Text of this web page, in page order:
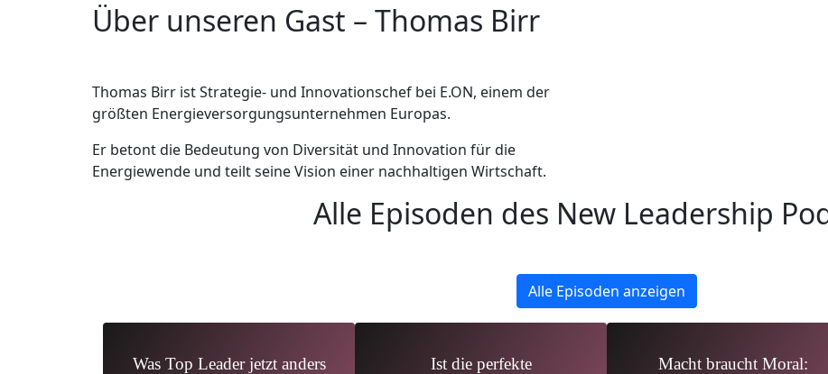
Über unseren Gast – Thomas Birr
Thomas Birr ist Strategie- und Innovationschef bei E.ON, einem der
größten Energieversorgungsunternehmen Europas.
Er betont die Bedeutung von Diversität und Innovation für die
Energiewende und teilt seine Vision einer nachhaltigen Wirtschaft.
Alle Episoden des New Leadership
Alle Episoden anzeigen
Was Top Leader jetzt anders
Ist die perfekte
Macht braucht Moral: